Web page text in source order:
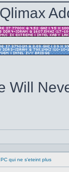
Will
qui ne s'eteint plus